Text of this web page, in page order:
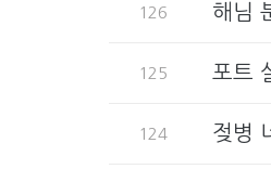
126 해님
125 포트
124 젖병